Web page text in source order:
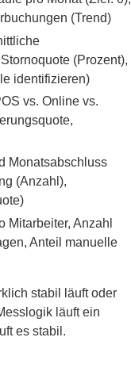
(Trend)
(Prozent),
identifizieren)
vs. Online vs.
Monatsabschluss
(Anzahl),
Mitarbeiter, Anzahl
Anteil manuelle
stabil läuft oder
läuft ein
es stabil.